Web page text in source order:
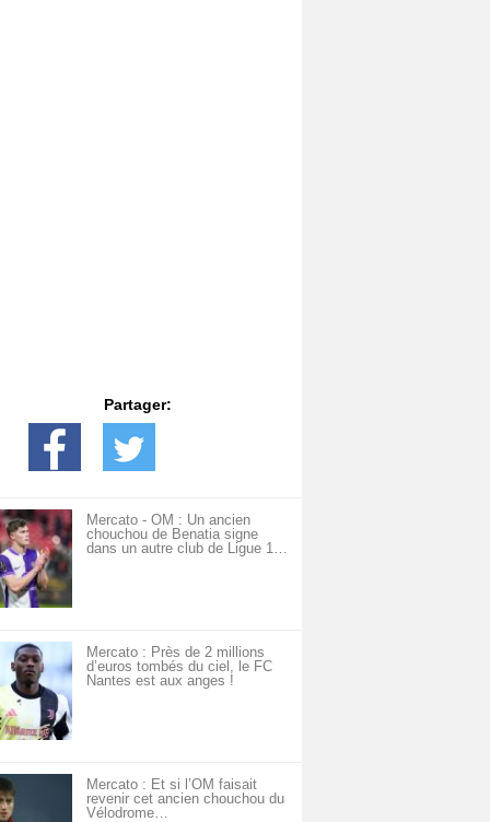
Partager:
Mercato - OM : Un ancien
chouchou de Benatia signe
dans un autre club de Ligue 1…
Mercato : Près de 2 millions
d’euros tombés du ciel, le FC
Nantes est aux anges !
Mercato : Et si l’OM faisait
revenir cet ancien chouchou du
Vélodrome…